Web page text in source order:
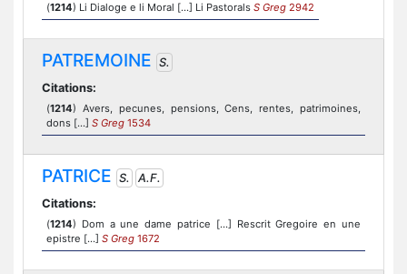
(1214) Li Dialoge e li Moral [...] Li Pastorals S Greg 2942
PATREMOINE S.
Citations:
(1214) Avers, pecunes, pensions, Cens, rentes, patrimoines,
dons [...] S Greg 1534
PATRICE S.
A.F.
Citations:
(1214) Dom a une dame patrice [...] Rescrit Gregoire en une
epistre [...] S Greg 1672